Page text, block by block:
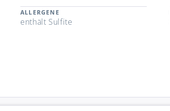
ALLERGENE
enthält Sulfite